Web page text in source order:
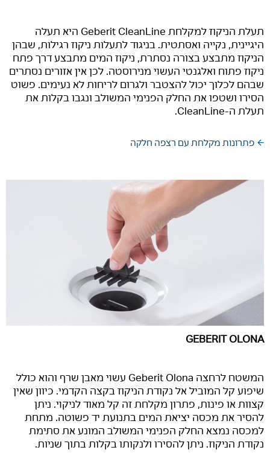
תעלת הניקוז למקלחת Geberit CleanLine היא תעלה
היגיינית, נקייה ואסתטית. בניגוד לתעלות ניקוז רגילות, שבהן
הניקוז מתבצע בצורה נסתרת, ניקוז המים מתבצע דרך פתח
ניקוז פתוח ואלגנטי העשוי מנירוסטה. לכן אין אזורים נסתרים
שבהם לכלוך יכול להצטבר ולגרום לריחות לא נעימים. פשוט
הסירו ושטפו את החלק הפנימי המשולב ונגבו בקלות את
תעלת ה-CleanLine.
פתרונות מקלחת עם רצפה חלקה
GEBERIT OLONA
המשטח לרחצה Geberit Olona עשוי מאבן שרף והוא כולל
שיפוע קל המוביל אל נקודת הניקוז בקצה הקדמי. כיוון שאין
קצוות או פינות, פתרון מקלחת זה קל מאוד לניקוי. ניתן
להסיר את מכסה יציאת המים בתנועת יד פשוטה. מתחת
למכסה נמצא החלק הפנימי המשולב המונע את סתימת
נקודת הניקוז. ניתן להסירו ולנקותו בקלות בתוך שניות.